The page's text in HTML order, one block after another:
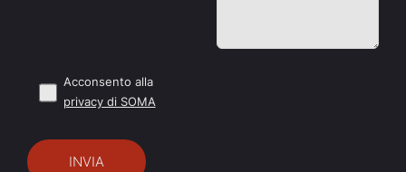
Acconsento alla
privacy di SOMA